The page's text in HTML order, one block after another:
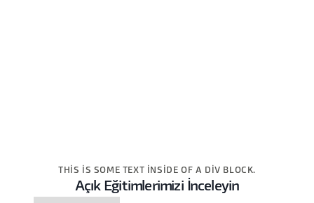
THIS IS SOME TEXT INSIDE OF A DIV BLOCK.
Açık Eğitimlerimizi İnceleyin